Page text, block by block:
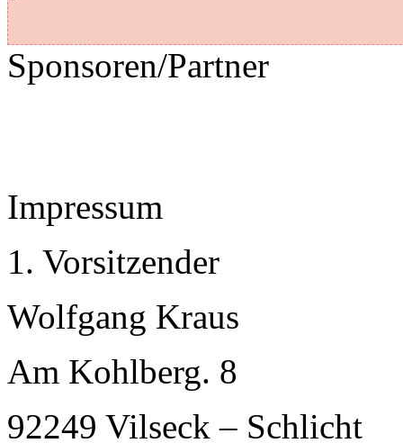
Sponsoren/Partner
Impressum
1. Vorsitzender
Wolfgang Kraus
Am Kohlberg. 8
92249 Vilseck – Schlicht